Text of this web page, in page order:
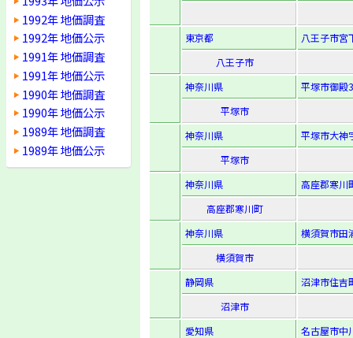
1992年 地価調査
1992年 地価公示
1991年 地価調査
1991年 地価公示
1990年 地価調査
1990年 地価公示
1989年 地価調査
1989年 地価公示
東京都
八王子市宮
八王子市
神奈川県
平塚市御殿
平塚市
神奈川県
平塚市大神
平塚市
神奈川県
高座郡寒川
高座郡寒川町
神奈川県
横須賀市田
横須賀市
静岡県
沼津市住吉
沼津市
愛知県
名古屋市中